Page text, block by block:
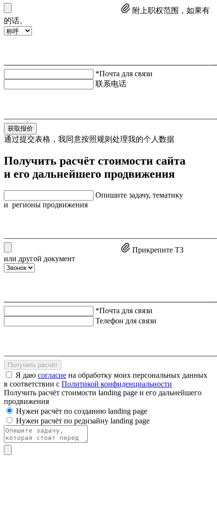
附上职权范围，如果有
的话。
*Почта для связи
联系电话
获取报价
通过提交表格，我同意按照规则处理我的个人数据
Получить расчёт стоимости сайта
и его дальнейшего продвижения
Опишите задачу, тематику
и регионы продвижения
Прикрепите ТЗ
или другой документ
*Почта для связи
Телефон для связи
Получить расчёт
Я даю согласие на обработку моих персональных данных
в соответствии с Политикой конфиденциальности
Получить расчёт стоимости landing page и его дальнейшего
продвижения
Нужен расчёт по созданию landing page
Нужен расчёт по редизайну landing page